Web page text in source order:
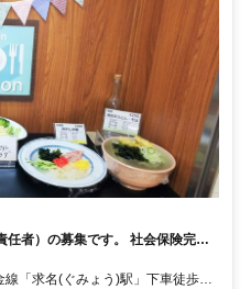
任者）の募集です。 社会保険完
補助もあり！